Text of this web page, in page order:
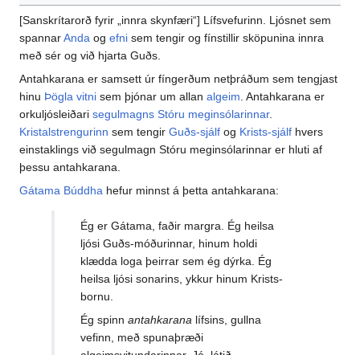
[Sanskrítarorð fyrir „innra skynfæri“] Lífsvefurinn. Ljósnet sem
spannarAnda og efni sem tengir og fínstillir sköpunina innra
með sér og við hjarta Guðs.
Antahkarana er samsett úr fíngerðum netþráðum sem tengjast
hinu Þögla vitni sem þjónar um allan algeim. Antahkarana er
orkuljósleiðari segulmagns Stóru meginsólarinnar.
Kristalstrengurinn sem tengir Guðs-sjálf og Krists-sjálf hvers
einstaklings við segulmagn Stóru meginsólarinnar er hluti af
þessu antahkarana.
Gátama Búddha hefur minnst á þetta antahkarana:
Ég er Gátama, faðir margra. Ég heilsa
ljósi Guðs-móðurinnar, hinum holdi
klædda loga þeirrar sem ég dýrka. Ég
heilsa ljósi sonarins, ykkur hinum Krists-
bornu.
Ég spinn antahkarana lífsins, gullna
vefinn, með spunaþræði